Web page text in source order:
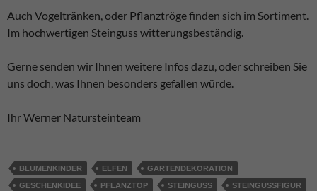
Auch Vogeltränken, oder Pflanztröge finden sich im Sortiment.
Im hochwertigen Steinguss witterungsbeständig.
Gerne senden wir Ihnen weitere Infos dazu, oder schreiben Sie
uns doch, was Ihnen besonders gefallen würde.
Ihr Werner Natursteinteam
BLUMENKINDER ELFEN
GARTENDEKORATION
GESCHENKIDEE
PFLANZTOP STEINGUSS
STEINGUSSFIGUR